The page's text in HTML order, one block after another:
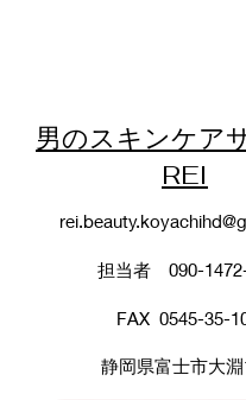
男のスキンケア
REI
担当者 090-
FAX 0545-35-
静岡県​富士市大淵